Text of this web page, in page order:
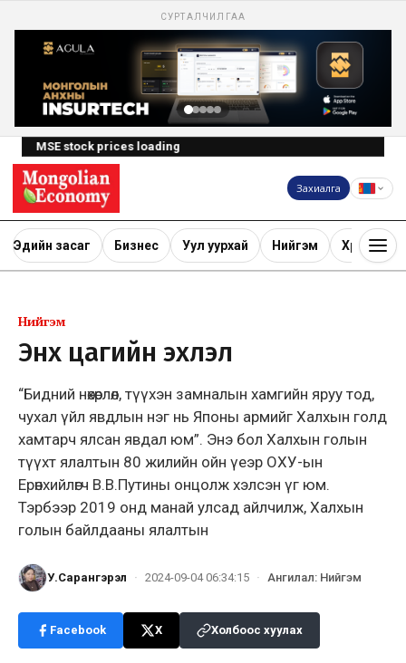
СУРТАЛЧИЛГАА
MSE stock prices loading
Захиалга
Эдийн засаг Бизнес Уул уурхай Нийгэм Хөрөнгө
Нийгэм
Энх цагийн эхлэл
“Бидний нөхөрлөл, түүхэн замналын хамгийн яруу тод,
чухал үйл явдлын нэг нь Японы армийг Халхын голд
хамтарч ялсан явдал юм”. Энэ бол Халхын голын
түүхт ялалтын 80 жилийн ойн үеэр ОХУ-ын
Ерөнхийлөгч В.В.Путины онцолж хэлсэн үг юм.
Тэрбээр 2019 онд манай улсад айлчилж, Халхын
голын байлдааны ялалтын
У.Сарангэрэл · 2024-09-04 06:34:15 · Ангилал: Нийгэм
Facebook X Холбоос хуулах